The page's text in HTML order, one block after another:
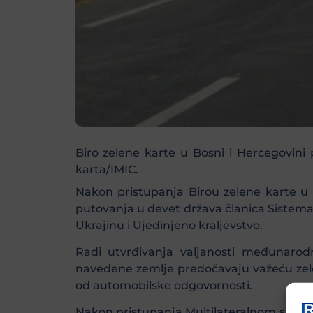
Biro zelene karte u Bosni i
karta/IMIC.
Nakon pristupanja Birou zelene karte
putovanja u devet država članica
Ukrajinu i Ujedinjeno kraljevstvo.
Radi utvrđivanja valjanosti
navedene zemlje predočavaju važeću
od automobilske odgovornosti.